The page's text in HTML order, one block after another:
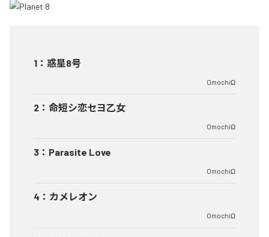
1 ： 惑星8号
OmochiΩ
2 ： 命短シ恋セヨ乙女
OmochiΩ
3 ： Parasite Love
OmochiΩ
4 ： カメレオン
OmochiΩ